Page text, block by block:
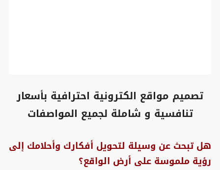
تصميم مواقع الكترونية احترافية بأسعار
تنافسية و شاملة لجميع المواصفات
هل تبحث عن وسيلة لتحويل أفكارك وأحلامك إلى
رؤية ملموسة على أرض الواقع؟